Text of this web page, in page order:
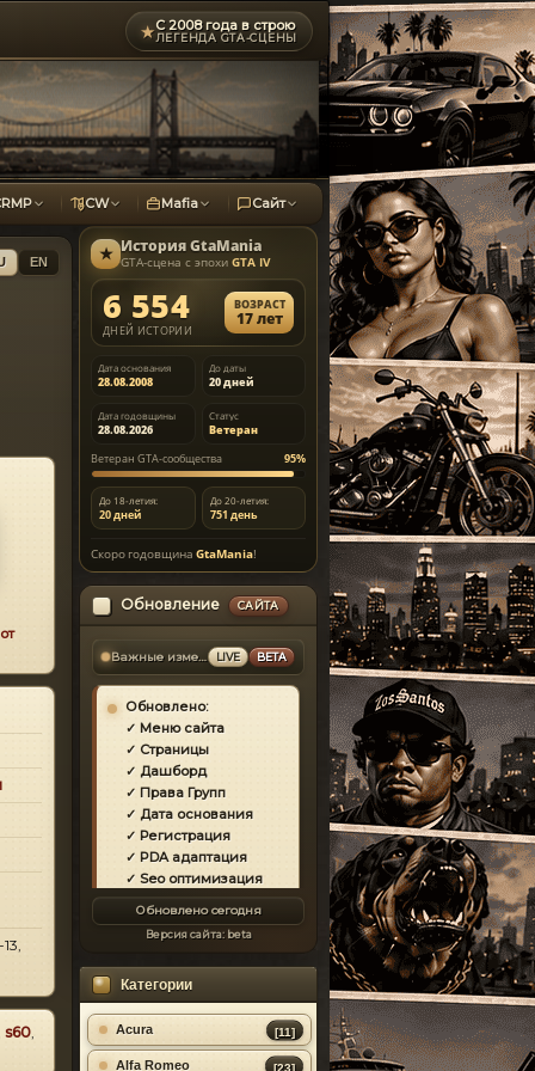
★С 2008 года в строю
ЛЕГЕНДА GTA-СЦЕНЫ
CW Mafia Сайт
EN
s60,
★ ИсторияGtaMania
GTA-сцена с эпохи GTA IV
6 554
ДНЕЙ ИСТОРИИ
ВОЗРАСТ
17 лет
Дата основания
28.08.2008
До даты
20 дней
Дата годовщины
28.08.2026
Статус
Ветеран
Ветеран GTA-сообщества
95%
До 18-летия:
20 дней
До 20-летия:
751 день
Скоро годовщинаGtaMania!
Обновление САЙТА
Важные изменения LIVE BETA
Обновлено:
✓ Меню сайта
✓ Страницы
✓ Дашборд
✓ Права Групп
✓ Дата основания
✓ Регистрация
✓ PDA адаптация
✓ Seo оптимизация
✓ Загрузка страниц
✓ Моды
✓ Главная
✓ Репутация
✓ Золотой коммент
✓ Футер
✓ Форум
Обновлено сегодня
Версия сайта: beta
Категории
Acura [11]
Alfa Romeo [23]